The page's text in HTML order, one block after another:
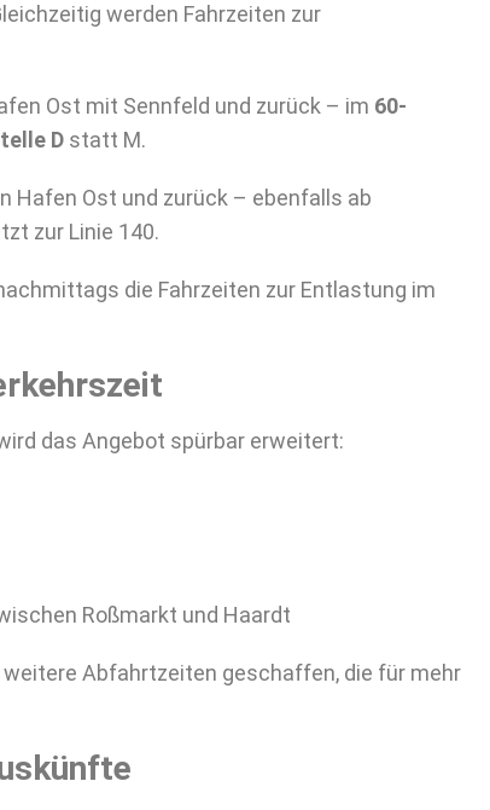
werden Fahrzeiten zur
Ost mit Sennfeld und zurück – im 60-
D statt M.
Hafen Ost und zurück – ebenfalls ab
zur Linie 140.
die Fahrzeiten zur Entlastung im
das Angebot spürbar erweitert:
Roßmarkt und Haardt
weitere Abfahrtzeiten geschaffen, die für mehr